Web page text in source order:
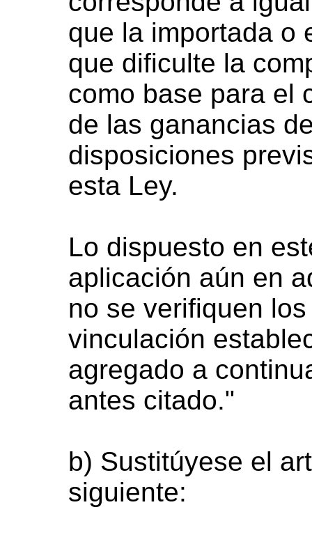
que la importada o
que dificulte la
como base para el
de las ganancias
disposiciones
esta Ley.
Lo dispuesto en
aplicación aún en
no se verifiquen
vinculación
agregado a
antes citado."
b) Sustitúyese el
siguiente: